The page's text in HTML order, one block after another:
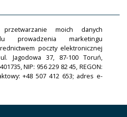
moich danych
prowadzenia marketingu
poczty elektronicznej
Jagodowa 37, 87-100 Toruń,
NIP: 956 229 82 45, REGON:
+48 507 412 653; adres e-